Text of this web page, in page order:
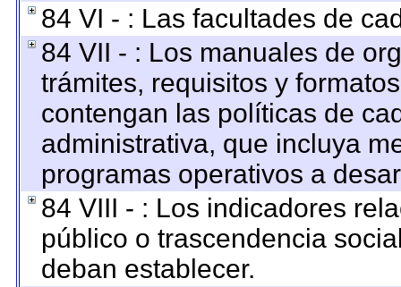
84 VI - : Las facultades de
84 VII - : Los manuales de
trámites, requisitos y
contengan las políticas de
administrativa, que incluya
programas operativos a
84 VIII - : Los indicadores
público o trascendencia
deban establecer.